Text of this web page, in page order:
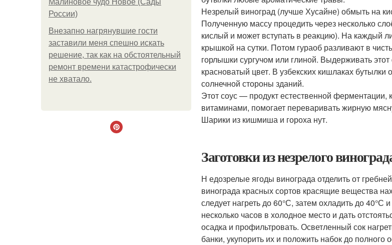
Малиновое чудо Новое (Сады
России)
Внезапно нагрянувшие гости
заставили меня спешно искать
решение, так как на обстоятельный
ремонт времени катастрофически
не хватало.
Незрелый виноград (лучше Хусайне) обмыть на
Полученную массу процедить через несколько
кислый и может вступать в реакцию). На каждый
крышкой на сутки. Потом гураоб разливают в
горлышки сургучом или глиной. Выдерживать
красноватый цвет. В узбекских кишлаках
солнечной стороны зданий.
Этот соус — продукт естественной
витаминами, помогает переваривать жирную
Шарики из кишмиша и гороха нут.
Заготовки из незрелого
Н едозрелые ягоды винограда отделить от
винограда красных сортов красящие вещества
следует нагреть до 60°С, затем охладить до 40°С
несколько часов в холодное место и дать
осадка и профильтровать. Осветленный сок
банки, укупорить их и положить набок до полного